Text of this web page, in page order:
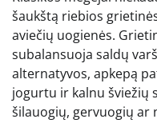
šaukštą riebios
aviečių uogienės.
subalansuoja saldų
alternatyvos, apkepą
jogurtu ir kalnu šviežių
šilauogių, gervuogių ar